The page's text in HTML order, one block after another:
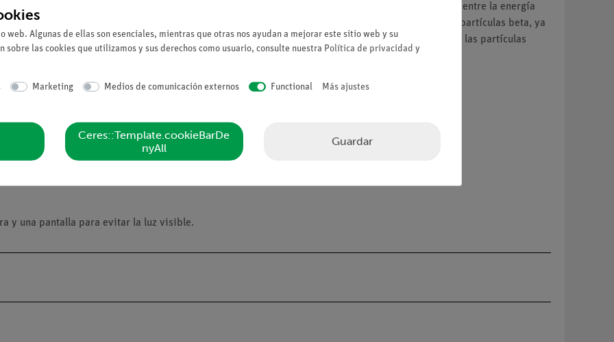
libre que es proporcional a la energía cinética primaria de la partícula alfa. La proporcionalidad entre la energía
es aplicable a las partículas alfa porque no penetran mucho en el material. No es el caso de las partículas beta, ya
de agotamiento, demasiado lejos para que cedan allí toda su energía. Por tanto, en el caso de las partículas
de una partícula y no puede establecer su energía cinética.
MeV: 30 keV.
mm x 22 mm.
y una pantalla para evitar la luz visible.
web. Algunas de ellas son esenciales, mientras que otras nos ayudan a mejorar este sitio web y su
sobre las cookies que utilizamos y sus derechos como usuario, consulte nuestra Política de privacidad y
Marketing Medios de comunicación externos Functional Más ajustes
Ceres::Template.cookieBarDe
nyAll
Guardar